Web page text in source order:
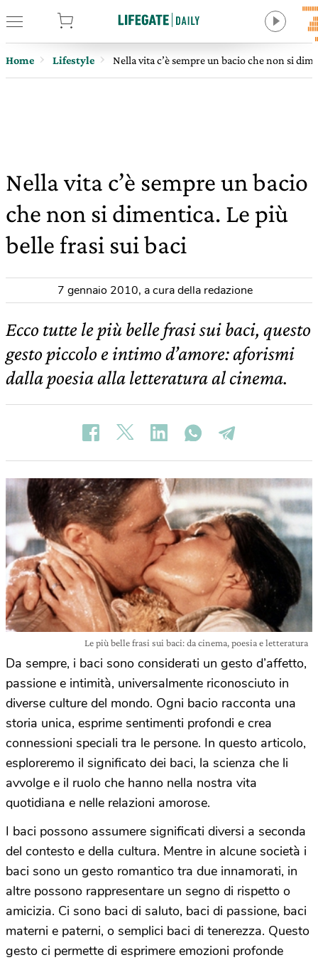
Home Lifestyle Nella vita c’è sempre un bacio che non si
Nella vita c’è sempre un bacio
che non si dimentica. Le più
belle frasi sui baci
7 gennaio 2010, a cura della redazione
Ecco tutte le più belle frasi sui baci, questo
gesto piccolo e intimo d’amore: aforismi
dalla poesia alla letteratura al cinema.
Le più belle frasi sui baci: da cinema, poesia e letteratura
Da sempre, i baci sono considerati un gesto d’affetto,
passione e intimità, universalmente riconosciuto in
diverse culture del mondo. Ogni bacio racconta una
storia unica, esprime sentimenti profondi e crea
connessioni speciali tra le persone. In questo articolo,
esploreremo il significato dei baci, la scienza che li
avvolge e il ruolo che hanno nella nostra vita
quotidiana e nelle relazioni amorose.
I baci possono assumere significati diversi a seconda
del contesto e della cultura. Mentre in alcune società i
baci sono un gesto romantico tra due innamorati, in
altre possono rappresentare un segno di rispetto o
amicizia. Ci sono baci di saluto, baci di passione, baci
materni e paterni, o semplici baci di tenerezza. Questo
gesto ci permette di esprimere emozioni profonde